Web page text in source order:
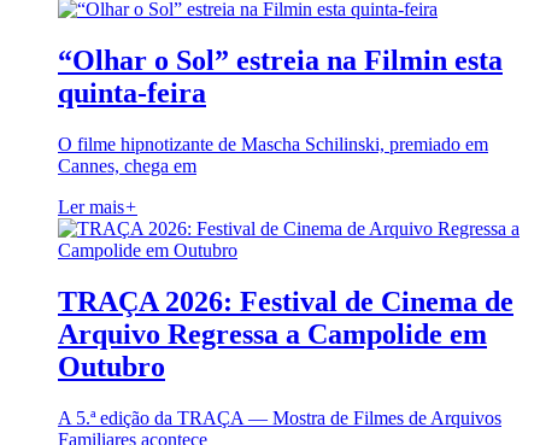
“Olhar o Sol” estreia na Filmin esta
quinta-feira
O filme hipnotizante de Mascha Schilinski, premiado em
Cannes, chega em
Ler mais+
TRAÇA 2026: Festival de Cinema de
Arquivo Regressa a Campolide em
Outubro
A 5.ª edição da TRAÇA — Mostra de Filmes de Arquivos
Familiares acontece